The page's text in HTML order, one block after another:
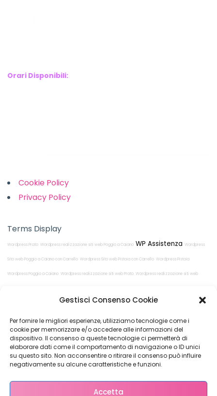
Gestisci Consenso Cookie
Per fornire le migliori esperienze, utilizziamo tecnologie come i
cookie per memorizzare e/o accedere alle informazioni del
dispositivo. Il consenso a queste tecnologie ci permetterà di
elaborare dati come il comportamento di navigazione o ID unici
su questo sito. Non acconsentire o ritirare il consenso può influire
negativamente su alcune caratteristiche e funzioni.
Accetta
Orari Disponibili:
Cookie Policy
Privacy Policy
Terms Display
Wordpress Prato Wordpress realizzazione siti web Poggio a Caiano WP Assistenza Wordpress
Sito web Poggio a Caiano con Carrello Wordpress Sito web Pistoia con Carrello Wordpress Pistoia
Wordpress Poggio a Caiano Wordpress realizzazione siti web Prato Wordpress realizzazione siti web
Restiamo in
contatto!